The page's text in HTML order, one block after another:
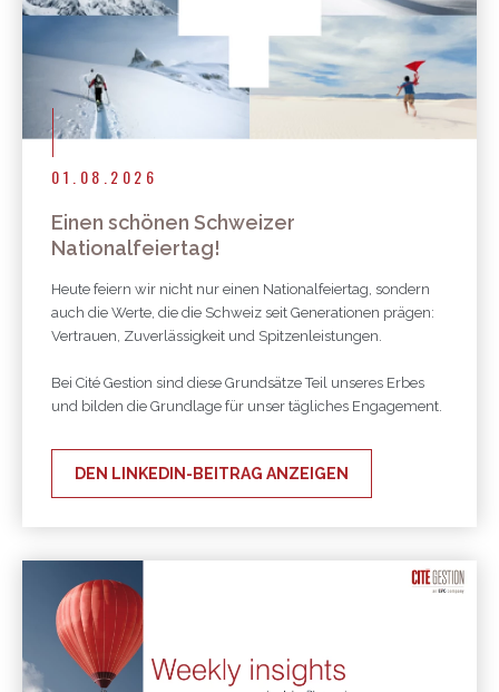
01.08.2026
Einen schönen Schweizer
Nationalfeiertag!
Heute feiern wir nicht nur einen Nationalfeiertag, sondern
auch die Werte, die die Schweiz seit Generationen prägen:
Vertrauen, Zuverlässigkeit und Spitzenleistungen.
Bei Cité Gestion sind diese Grundsätze Teil unseres Erbes
und bilden die Grundlage für unser tägliches Engagement.
DEN LINKEDIN-BEITRAG ANZEIGEN